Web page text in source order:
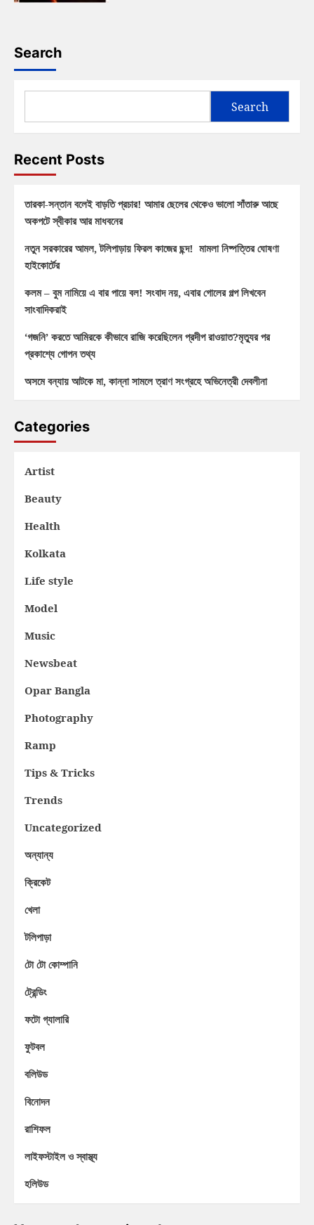
Search
Search
Recent Posts
তারকা-সন্তান বলেই বাড়তি প্রচার! আমার ছেলের থেকেও ভালো সাঁতারু আছে
অকপটে স্বীকার আর মাধবনের
নতুন সরকারের আমল, টলিপাড়ায় ফিরল কাজের ছন্দ! মামলা নিষ্পত্তির ঘোষণা
হাইকোর্টের
কলম – বুম নামিয়ে এ বার পায়ে বল! সংবাদ নয়, এবার গোলের গল্প লিখবেন
সাংবাদিকরাই
‘গজনি’ করতে আমিরকে কীভাবে রাজি করেছিলেন প্রদীপ রাওয়াত?মৃত্যুর পর
প্রকাশ্যে গোপন তথ্য
অসমে বন্যায় আটকে মা, কান্না সামলে ত্রাণ সংগ্রহে অভিনেত্রী দেবলীনা
Categories
Artist
Beauty
Health
Kolkata
Life style
Model
Music
Newsbeat
Opar Bangla
Photography
Ramp
Tips & Tricks
Trends
Uncategorized
অন্যান্য
ক্রিকেট
খেলা
টলিপাড়া
টো টো কোম্পানি
ট্রেন্ডিং
ফটো গ্যালারি
ফুটবল
বলিউড
বিনোদন
রাশিফল
লাইফস্টাইল ও স্বাস্থ্য
হলিউড